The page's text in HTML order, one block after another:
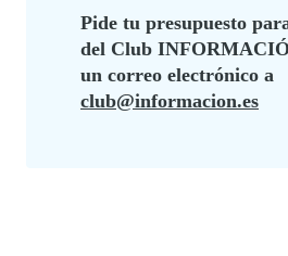
Pide tu presupuesto
del Club
un correo electrónico a
club@informacion.es